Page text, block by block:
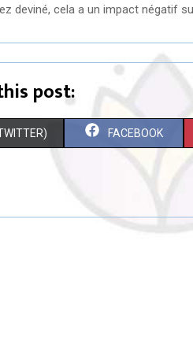
deviné, cela a un impact négatif
post:
S
R
FACEBOOK